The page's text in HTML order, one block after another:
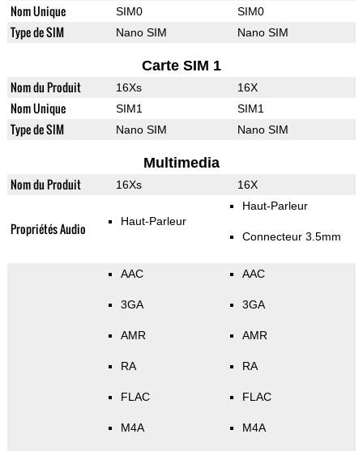
Nom Unique SIM0 SIM0
Type de SIM Nano SIM Nano SIM
Carte SIM 1
Nom du Produit 16Xs 16X
Nom Unique SIM1 SIM1
Type de SIM Nano SIM Nano SIM
Multimedia
Nom du Produit 16Xs 16X
Propriétés Audio Haut-Parleur
Haut-Parleur
Connecteur 3.5mm
AAC
3GA
AMR
RA
FLAC
M4A
AAC
3GA
AMR
RA
FLAC
M4A